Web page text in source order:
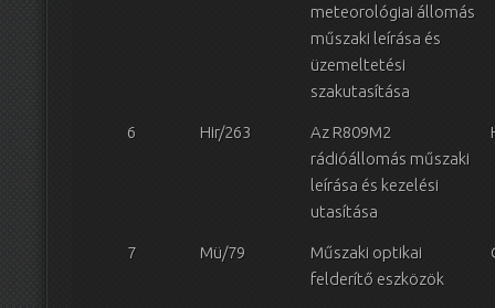
meteorológiai állomás
műszaki leírása és
üzemeltetési
szakutasítása
6 Hir/263
Az R809M2
rádióállomás műszaki
leírása és kezelési
utasítása
7 Mü/79
Műszaki optikai
felderítő eszközök